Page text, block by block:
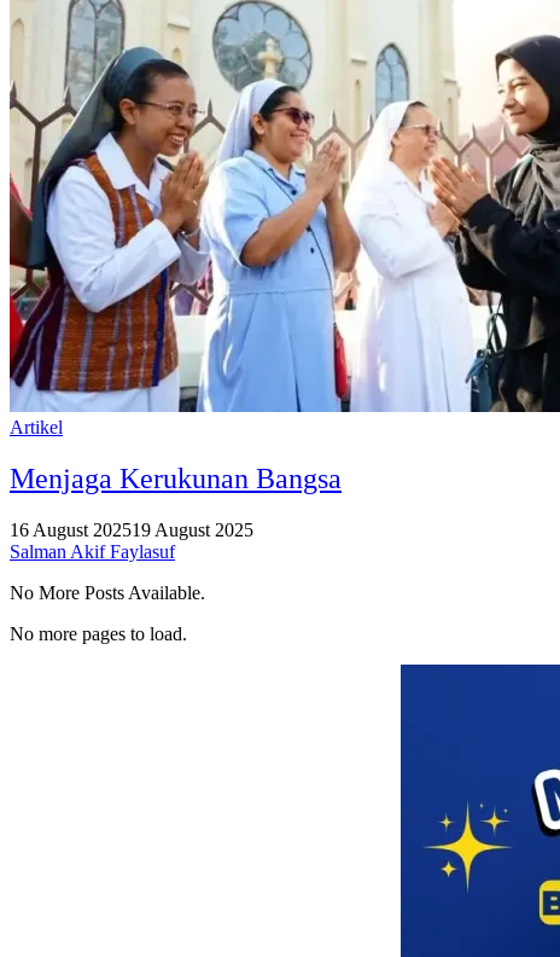
Artikel
Menjaga Kerukunan Bangsa
16 August 202519 August 2025
Salman Akif Faylasuf
No More Posts Available.
No more pages to load.